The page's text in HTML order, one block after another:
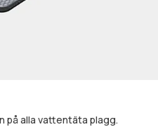
på alla vattentäta plagg.